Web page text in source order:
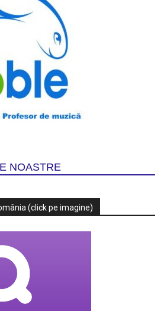
NOASTRE
(click pe imagine)